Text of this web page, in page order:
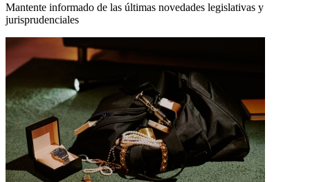
Mantente informado de las últimas novedades legislativas y
jurisprudenciales